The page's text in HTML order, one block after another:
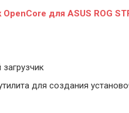
для ASUS ROG
для создания